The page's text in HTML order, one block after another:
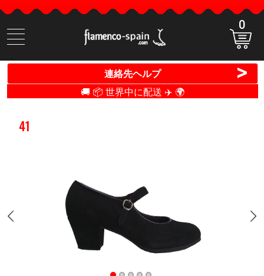
商
品
検
0
連絡先ヘルプ >
🚚 📦 世界中に配送 ✈️ 🌍
41